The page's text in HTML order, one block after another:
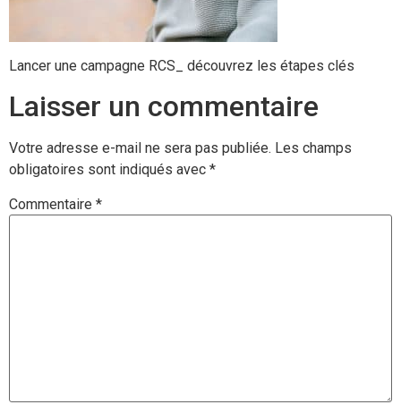
Lancer une campagne RCS_ découvrez les étapes clés
Laisser un commentaire
Votre adresse e-mail ne sera pas publiée. Les champs
obligatoires sont indiqués avec *
Commentaire *